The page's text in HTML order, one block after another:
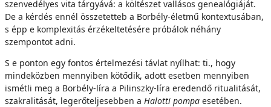
szenvedélyes vita tárgyává: a költészet vallásos genealógiáját.
De a kérdés ennél összetetteb a Borbély-életmű kontextusában,
s épp e komplexitás érzékeltetésére próbálok néhány
szempontot adni.
S e ponton egy fontos értelmezési távlat nyílhat: ti., hogy
mindeközben mennyiben kötődik, adott esetben mennyiben
ismétli meg a Borbély-líra a Pilinszky-líra eredendő ritualitását,
szakralitását, legerőteljesebben a Halotti pompa esetében.